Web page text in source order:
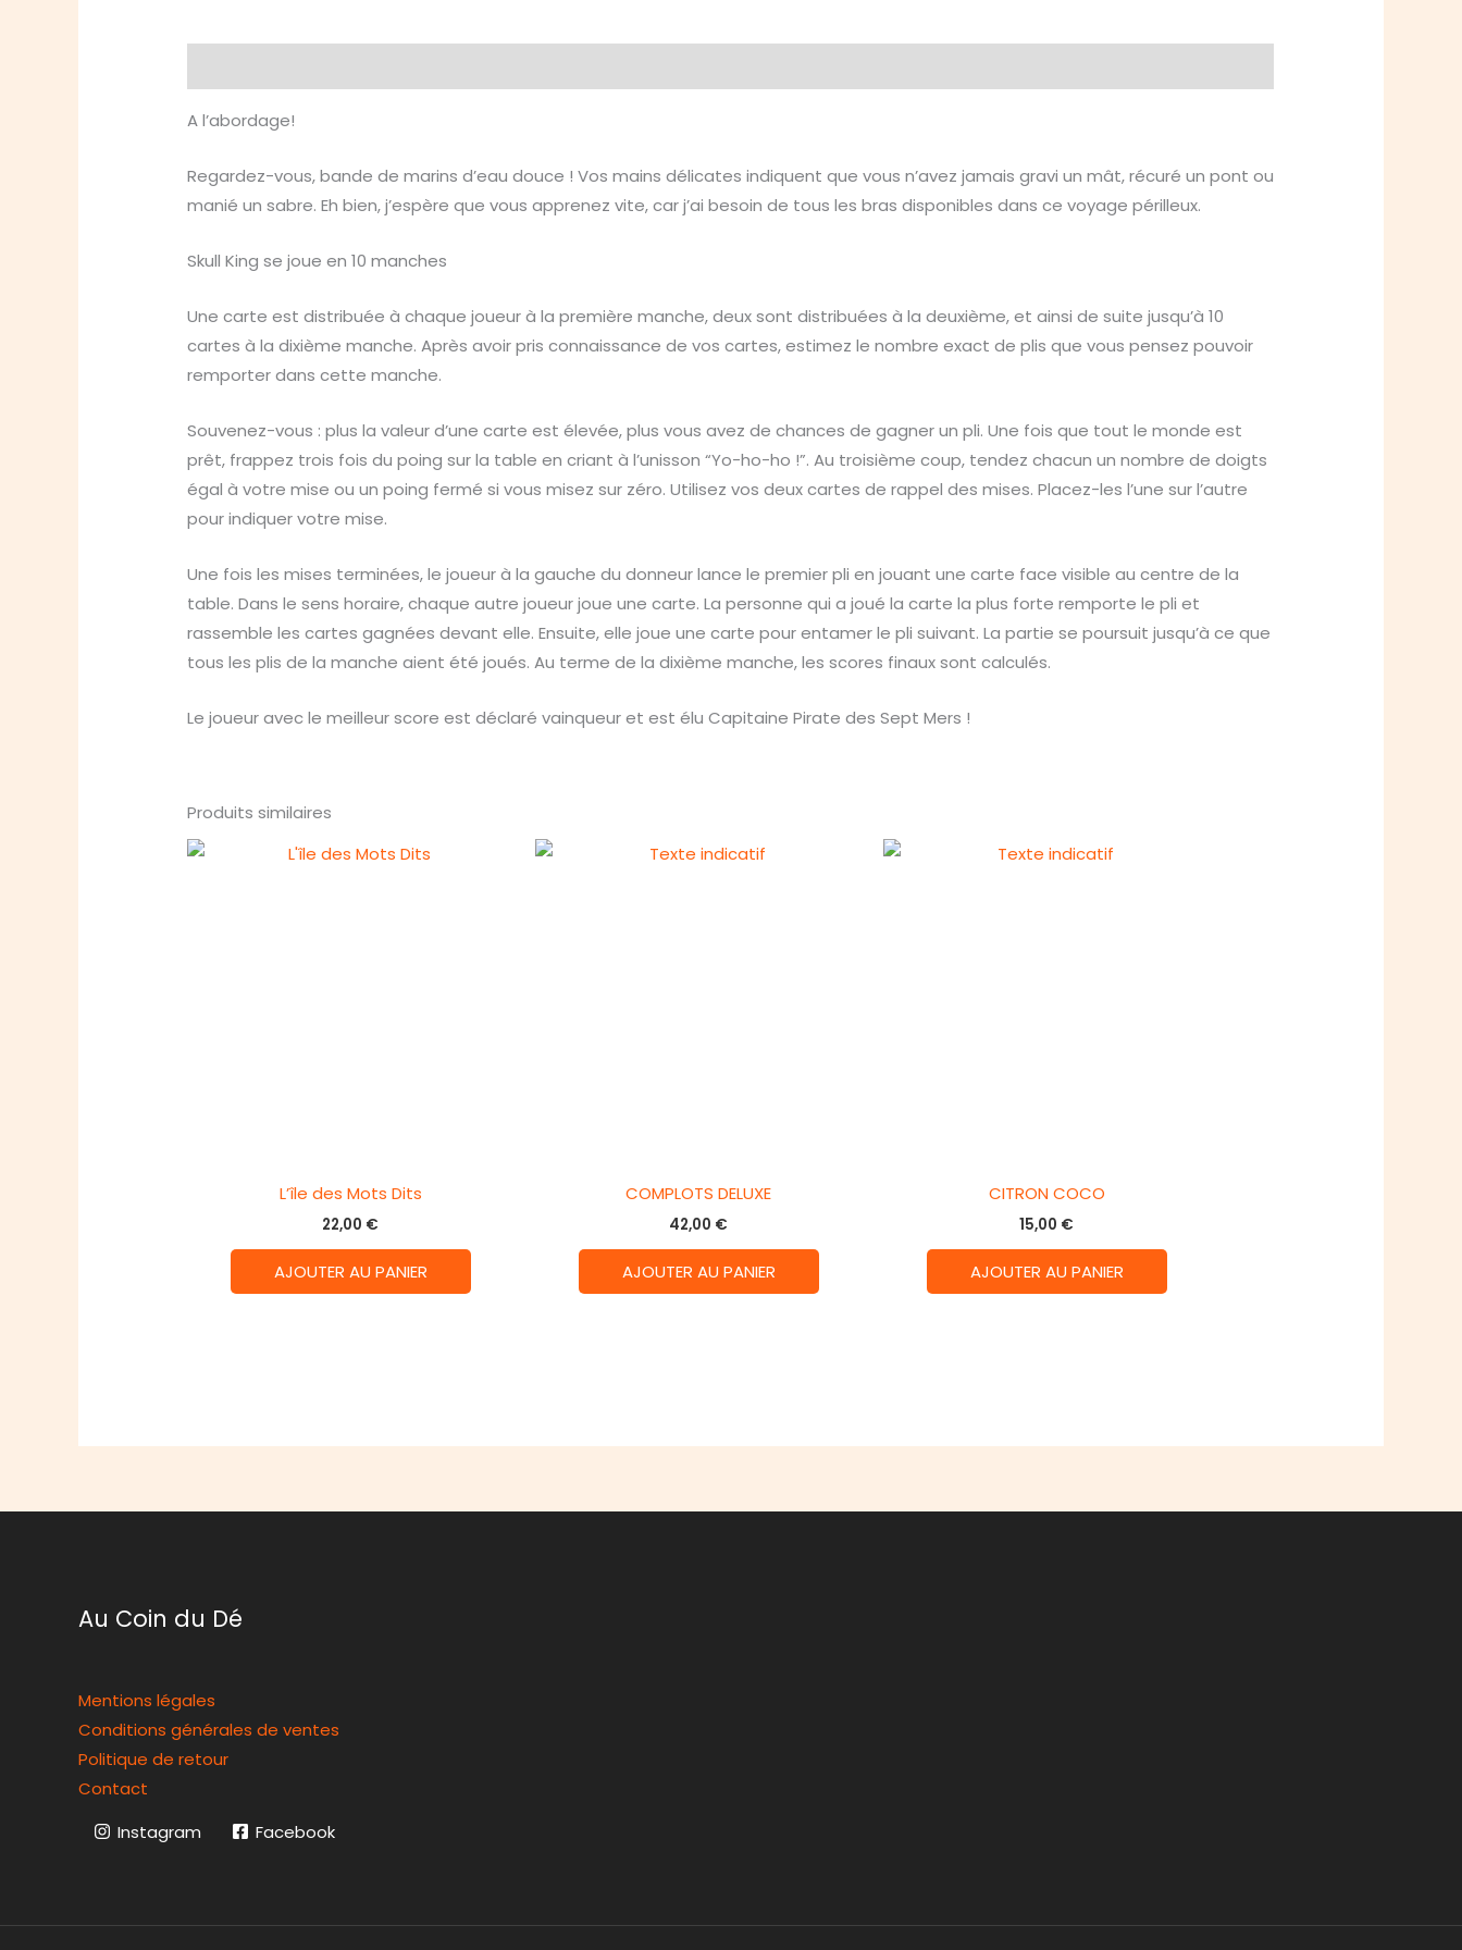
A l’abordage!
Regardez-vous, bande de marins d’eau douce ! Vos mains délicates indiquent que vous n’avez jamais gravi un mât, récuré un pont ou
manié un sabre. Eh bien, j’espère que vous apprenez vite, car j’ai besoin de tous les bras disponibles dans ce voyage périlleux.
Skull King se joue en 10 manches
Une carte est distribuée à chaque joueur à la première manche, deux sont distribuées à la deuxième, et ainsi de suite jusqu’à 10
cartes à la dixième manche. Après avoir pris connaissance de vos cartes, estimez le nombre exact de plis que vous pensez pouvoir
remporter dans cette manche.
Souvenez-vous : plus la valeur d’une carte est élevée, plus vous avez de chances de gagner un pli. Une fois que tout le monde est
prêt, frappez trois fois du poing sur la table en criant à l’unisson “Yo-ho-ho !”. Au troisième coup, tendez chacun un nombre de doigts
égal à votre mise ou un poing fermé si vous misez sur zéro. Utilisez vos deux cartes de rappel des mises. Placez-les l’une sur l’autre
pour indiquer votre mise.
Une fois les mises terminées, le joueur à la gauche du donneur lance le premier pli en jouant une carte face visible au centre de la
table. Dans le sens horaire, chaque autre joueur joue une carte. La personne qui a joué la carte la plus forte remporte le pli et
rassemble les cartes gagnées devant elle. Ensuite, elle joue une carte pour entamer le pli suivant. La partie se poursuit jusqu’à ce que
tous les plis de la manche aient été joués. Au terme de la dixième manche, les scores finaux sont calculés.
Le joueur avec le meilleur score est déclaré vainqueur et est élu Capitaine Pirate des Sept Mers !
Produits similaires
L’île des Mots Dits
22,00 €
AJOUTER AU PANIER
COMPLOTS DELUXE
42,00 €
AJOUTER AU PANIER
CITRON COCO
15,00 €
AJOUTER AU PANIER
Au Coin du Dé
Mentions légales
Conditions générales de ventes
Politique de retour
Contact
Instagram
Facebook